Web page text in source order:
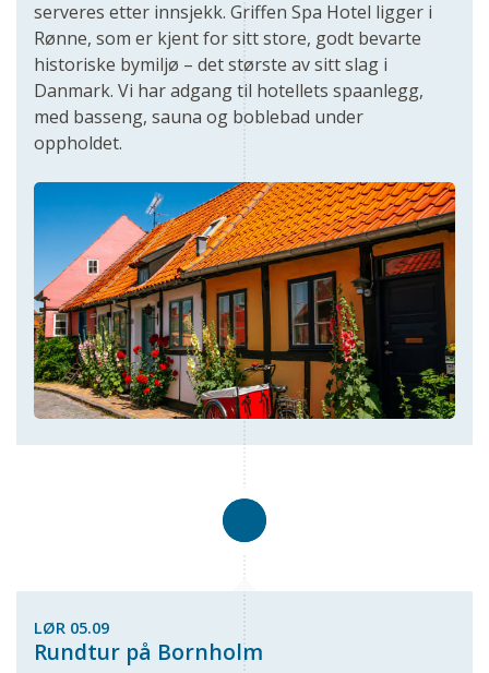
serveres etter innsjekk. Griffen Spa Hotel ligger i
Rønne, som er kjent for sitt store, godt bevarte
historiske bymiljø – det største av sitt slag i
Danmark. Vi har adgang til hotellets spaanlegg,
med basseng, sauna og boblebad under
oppholdet.
LØR 05.09
Rundtur på Bornholm